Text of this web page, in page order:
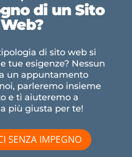
di un Sito
Web?
di sito web si
tue esigenze? Nessun
un appuntamento
parleremo insieme
e ti aiuteremo a
più giusta per te!
SENZA IMPEGNO